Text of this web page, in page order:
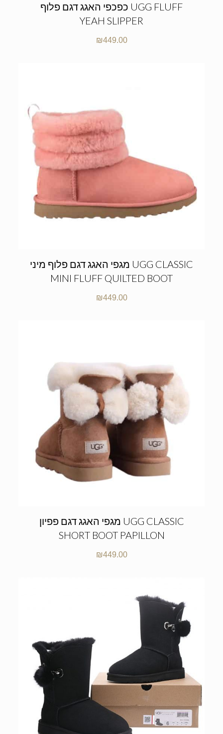
כפכפי האגג דגם פלוף UGG FLUFF
YEAH SLIPPER
₪449.00
מגפי האגג דגם פלוף מיני UGG CLASSIC
MINI FLUFF QUILTED BOOT
₪449.00
מגפי האגג דגם פפיון UGG CLASSIC
SHORT BOOT PAPILLON
₪449.00